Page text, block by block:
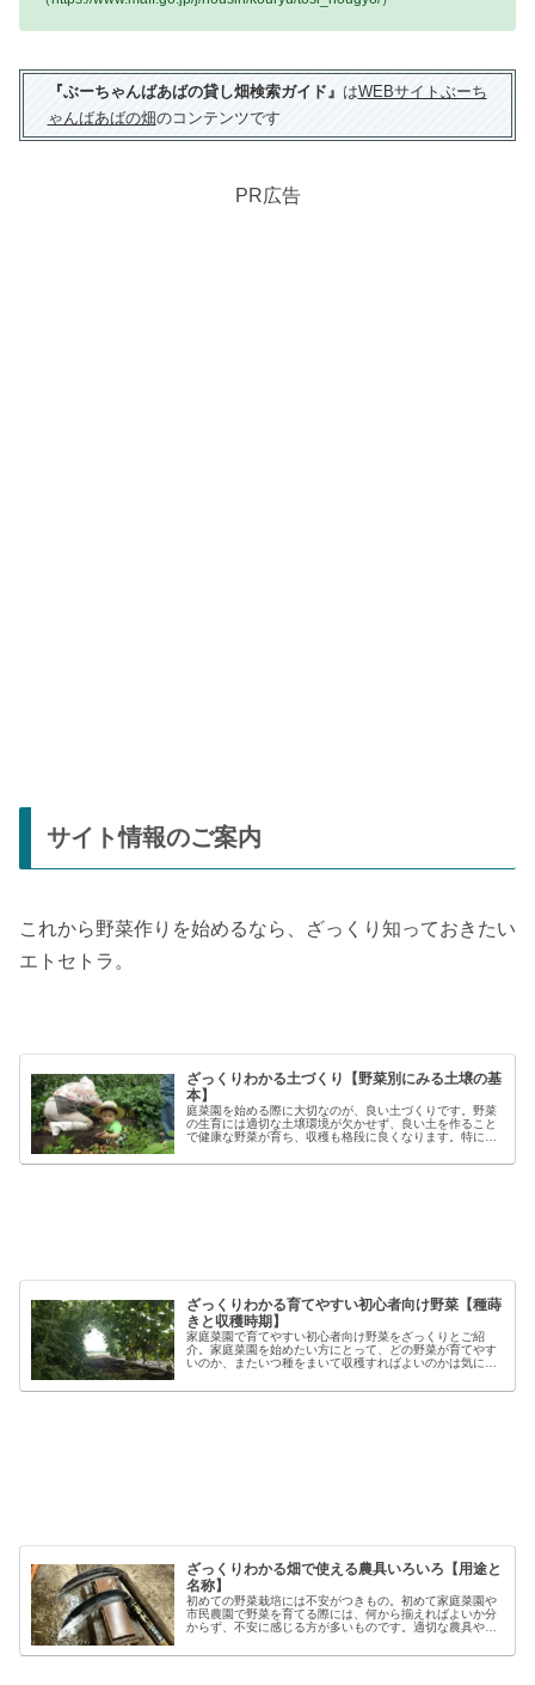
『ぶーちゃんばあばの貸し畑検索ガイド』 はWEBサイトぶーち
ゃんばあばの畑のコンテンツです
PR広告
サイト情報のご案内
これから野菜作りを始めるなら、ざっくり知っておきたい
エトセトラ。
ざっくりわかる土づくり【野菜別にみる土壌の基
本】
庭菜園を始める際に大切なのが、良い土づくりです。野菜
の生育には適切な土壌環境が欠かせず、良い土を作ること
で健康な野菜が育ち、収穫も格段に良くなります。特に初
家庭菜園で失敗しないコツと言える...
ざっくりわかる育てやすい初心者向け野菜【種蒔
きと収穫時期】
家庭菜園で育てやすい初心者向け野菜をざっくりとご紹
介。家庭菜園を始めたい方にとって、どの野菜が育てやす
いのか、またいつ種をまいて収穫すればよいのかは気にな
類でも「早生」「中生」「晩生」など...
ざっくりわかる畑で使える農具いろいろ【用途と
名称】
初めての野菜栽培には不安がつきもの。初めて家庭菜園や
市民農園で野菜を育てる際には、何から揃えればよいか分
からず、不安に感じる方が多いものです。適切な農具や資
しますが、種類も多く、初心者には...